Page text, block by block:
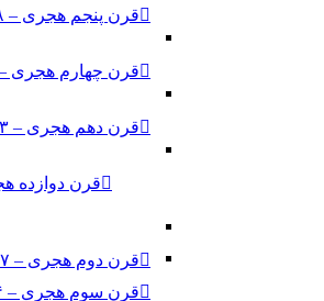
قرن پنجم هجری – ۳۸۸ الی ۴۸۵ شمسی
قرن چهارم هجری – ۲۹۱ الی ۳۸۸
قرن دهم هجری – ۸۷۳ الی ۹۷۰ شمسی
قرن دوم هجری – ۹۷ الی ۱۹۴ شمسی
قرن سوم هجری – ۱۹۴ الی ۲۹۱ شمسی